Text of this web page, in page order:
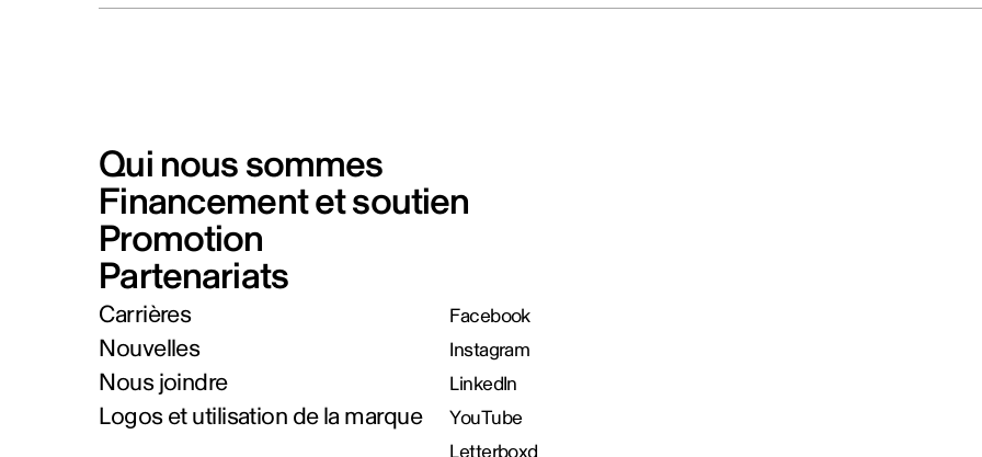
Qui nous sommes
Financement et soutien
Promotion
Partenariats
Carrières
Nouvelles
Nous joindre
Logos et utilisation de la marque
Facebook
Instagram
LinkedIn
YouTube
Letterboxd